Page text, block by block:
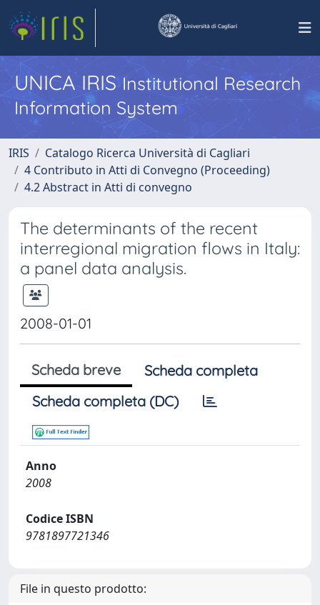
UNICA IRISInstitutional Research
Information System
IRIS
Catalogo Ricerca Università di Cagliari
4 Contributo in Atti di Convegno (Proceeding)
4.2 Abstract in Atti di convegno
The determinants of the recent
interregional migration flows in Italy:
a panel data analysis.
2008-01-01
Scheda breve
Scheda completa
Scheda completa (DC)
Anno
2008
Codice ISBN
9781897721346
File in questo prodotto: